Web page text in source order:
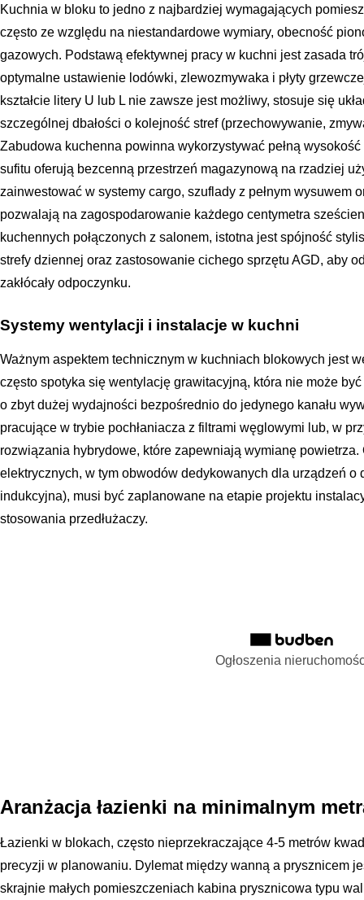
Kuchnia w bloku to jedno z najbardziej wymagających
często ze względu na niestandardowe wymiary, obecność
gazowych. Podstawą efektywnej pracy w kuchni jest zasada
optymalne ustawienie lodówki, zlewozmywaka i płyty
kształcie litery U lub L nie zawsze jest możliwy, stosuje się
szczególnej dbałości o kolejność stref (przechowywanie,
Zabudowa kuchenna powinna wykorzystywać pełną
sufitu oferują bezcenną przestrzeń magazynową na rzadziej
zainwestować w systemy cargo, szuflady z pełnym wysuwem
pozwalają na zagospodarowanie każdego centymetra
kuchennych połączonych z salonem, istotna jest spójność
strefy dziennej oraz zastosowanie cichego sprzętu AGD, aby
zakłócały odpoczynku.
Systemy wentylacji i instalacje w kuchni
Ważnym aspektem technicznym w kuchniach blokowych jest
często spotyka się wentylację grawitacyjną, która nie może
o zbyt dużej wydajności bezpośrednio do jedynego kanału
pracujące w trybie pochłaniacza z filtrami węglowymi lub, w
rozwiązania hybrydowe, które zapewniają wymianę
elektrycznych, w tym obwodów dedykowanych dla urządzeń o
indukcyjna), musi być zaplanowane na etapie projektu
stosowania przedłużaczy.
Ogłoszenia
Aranżacja łazienki na minimalnym
Łazienki w blokach, często nieprzekraczające 4-5 metrów
precyzji w planowaniu. Dylemat między wanną a prysznicem
skrajnie małych pomieszczeniach kabina prysznicowa typu